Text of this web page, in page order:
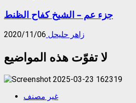
جزء عم – الشيخ كفاح الظنط
زاهر حليحل 2020/11/06
لا تفوّت هذه المواضيع
غير مصنف